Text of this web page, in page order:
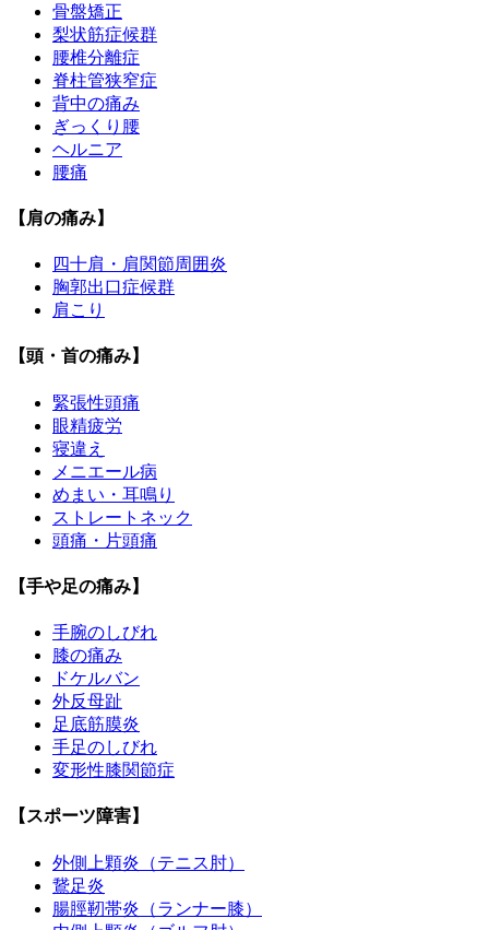
骨盤矯正
梨状筋症候群
腰椎分離症
脊柱管狭窄症
背中の痛み
ぎっくり腰
ヘルニア
腰痛
【肩の痛み】
四十肩・肩関節周囲炎
胸郭出口症候群
肩こり
【頭・首の痛み】
緊張性頭痛
眼精疲労
寝違え
メニエール病
めまい・耳鳴り
ストレートネック
頭痛・片頭痛
【手や足の痛み】
手腕のしびれ
膝の痛み
ドケルバン
外反母趾
足底筋膜炎
手足のしびれ
変形性膝関節症
【スポーツ障害】
外側上顆炎（テニス肘）
鵞足炎
腸脛靭帯炎（ランナー膝）